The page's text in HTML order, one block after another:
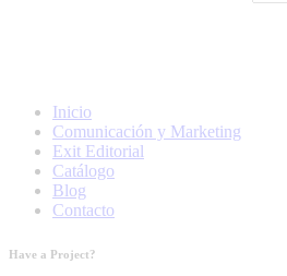
Inicio
Comunicación y Marketing
Exit Editorial
Catálogo
Blog
Contacto
Have a Project?